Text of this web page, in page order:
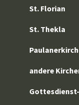
St. Florian
St. Thekla
andere